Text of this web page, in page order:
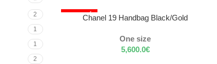
2
1
1
2
NOSENÝ
VÝBER MOŽNOSTÍ
Chanel 19 Handbag Black/Gold
One size
5,600.0€